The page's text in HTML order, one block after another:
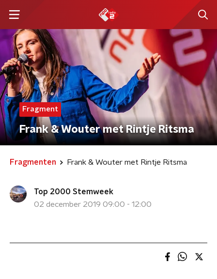
Fragment
Frank & Wouter met Rintje Ritsma
Fragmenten Frank & Wouter met Rintje Ritsma
Top 2000 Stemweek
02 december 2019 09:00 - 12:00